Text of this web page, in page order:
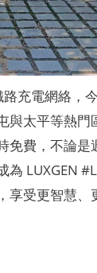
充電網絡，
太平等熱門
費，不論
LUXGEN
受更智慧、